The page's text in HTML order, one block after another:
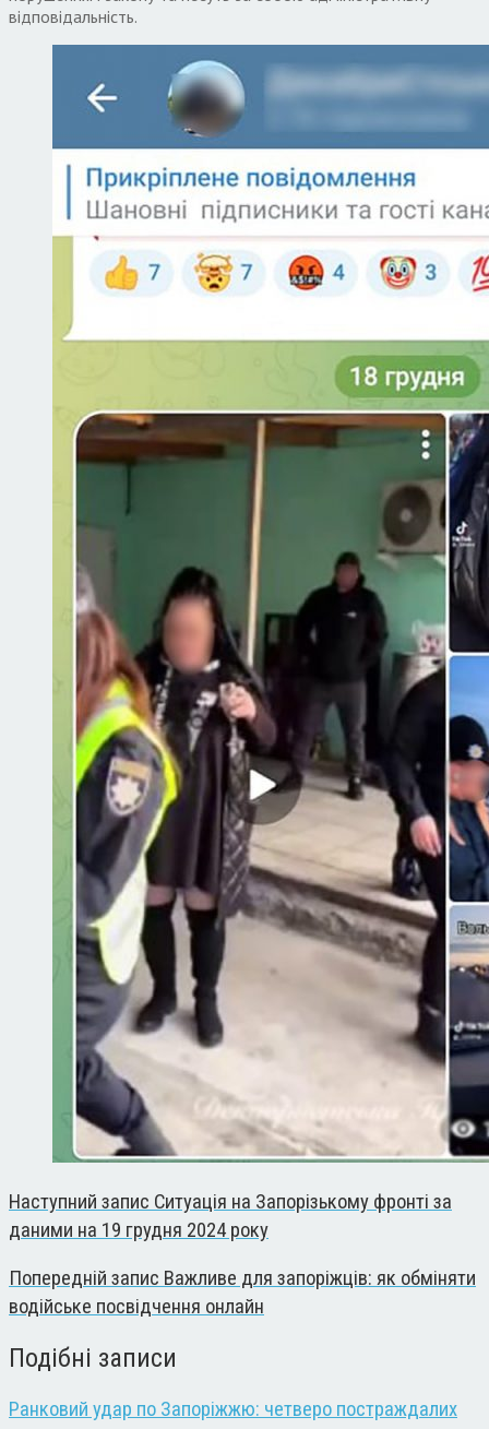
відповідальність.
Наступний запис Ситуація на Запорізькому фронті за
даними на 19 грудня 2024 року
Попередній запис Важливе для запоріжців: як обміняти
водійське посвідчення онлайн
Подібні записи
Ранковий удар по Запоріжжю: четверо постраждалих